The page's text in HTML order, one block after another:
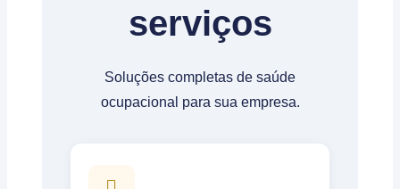
serviços
Soluções completas de saúde
ocupacional para sua empresa.